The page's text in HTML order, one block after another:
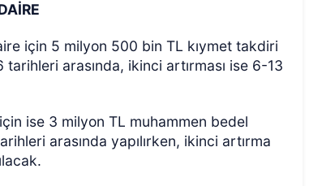
için 5 milyon 500 bin TL kıymet takdiri
tarihleri arasında, ikinci artırması ise 6-13
ise 3 milyon TL muhammen bedel
arasında yapılırken, ikinci artırma